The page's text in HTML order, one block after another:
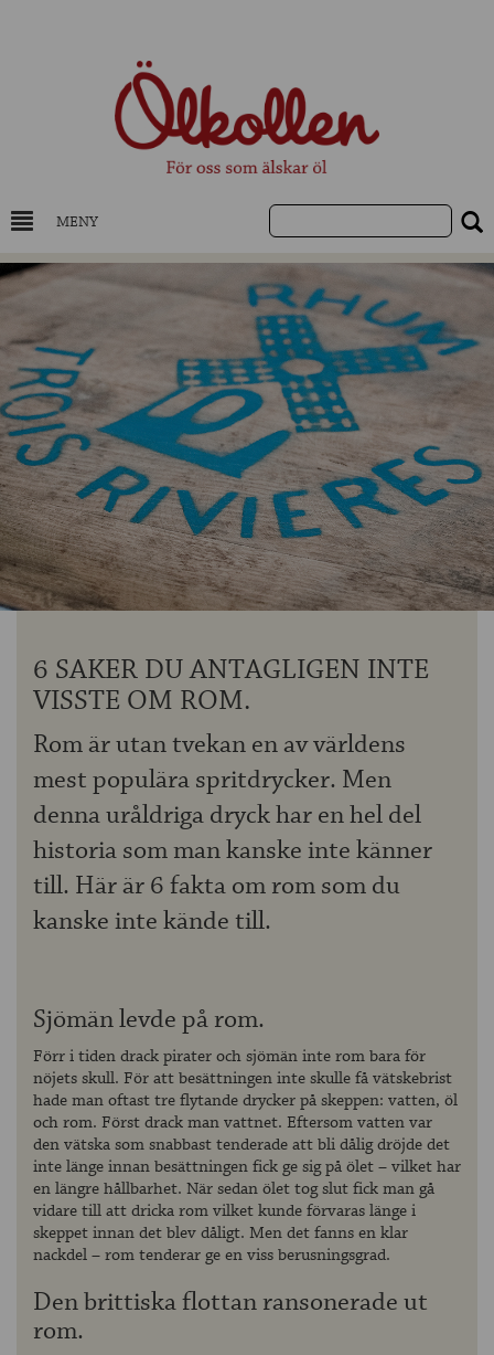
MENY
DRYCKESKUNSKAP
NYHETER
UTVALDA ÖL
UTVALDA CIDER
UTVALDA DESTILLAT
OM ÖLKOLLEN
KONTAKTA OSS
6 SAKER DU ANTAGLIGEN INTE
VISSTE OM ROM.
Rom är utan tvekan en av världens
mest populära spritdrycker. Men
denna uråldriga dryck har en hel del
historia som man kanske inte känner
till. Här är 6 fakta om rom som du
kanske inte kände till.
Sjömän levde på rom.
Förr i tiden drack pirater och sjömän inte rom bara för
nöjets skull. För att besättningen inte skulle få vätskebrist
hade man oftast tre flytande drycker på skeppen: vatten, öl
och rom. Först drack man vattnet. Eftersom vatten var
den vätska som snabbast tenderade att bli dålig dröjde det
inte länge innan besättningen fick ge sig på ölet – vilket har
en längre hållbarhet. När sedan ölet tog slut fick man gå
vidare till att dricka rom vilket kunde förvaras länge i
skeppet innan det blev dåligt. Men det fanns en klar
nackdel – rom tenderar ge en viss berusningsgrad.
Den brittiska flottan ransonerade ut
rom.